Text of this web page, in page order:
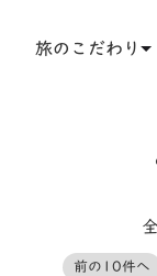
旅のこだわり
前の10件へ